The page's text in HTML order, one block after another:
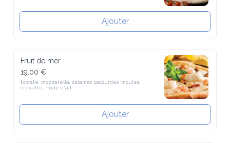
Ajouter
Fruit de mer
19.00 €
tomate, mozzarella, calamar, palourdes, moules, crevette, huile d'ail
Ajouter